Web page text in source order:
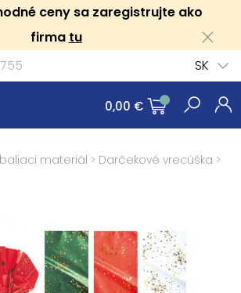
ceny sa zaregistrujte ako
firma tu
SK
0,00 €
materiál > Darčekové vrecúška >